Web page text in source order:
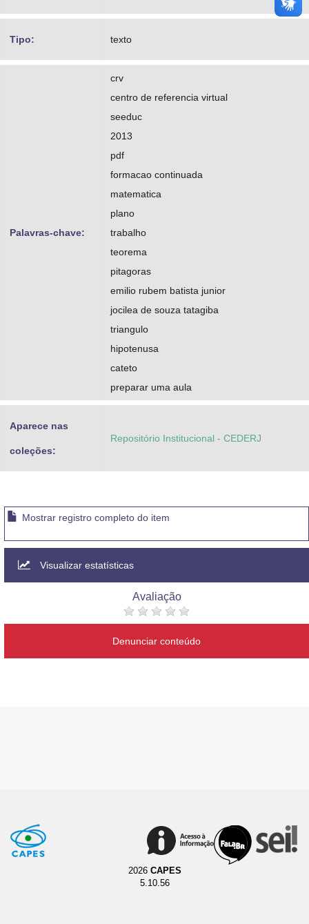
Tipo: texto
Palavras-chave:
crv
centro de referencia virtual
seeduc
2013
pdf
formacao continuada
matematica
plano
trabalho
teorema
pitagoras
emilio rubem batista junior
jocilea de souza tatagiba
triangulo
hipotenusa
cateto
preparar uma aula
Aparece nas
coleções:
Repositório Institucional - CEDERJ
Mostrar registro completo do item
Visualizar estatísticas
Avaliação
Denunciar conteúdo
2026 CAPES
5.10.56